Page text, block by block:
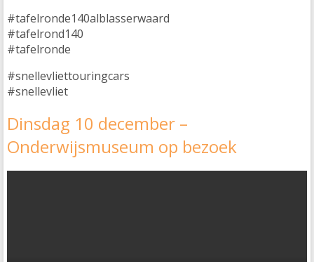
#tafelronde140alblasserwaard
#tafelrond140
#tafelronde
#snellevliettouringcars
#snellevliet
Dinsdag 10 december –
Onderwijsmuseum op bezoek